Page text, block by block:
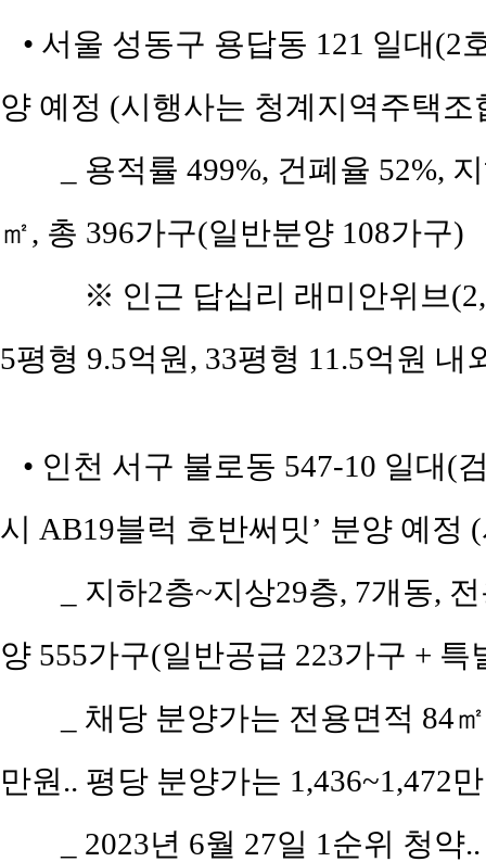
• 서울 성동구 용답동 121 일대(2
양 예정 (시행사는 청계지역주택
_ 용적률 499%, 건폐율 52%,
㎡, 총 396가구(일반분양 108가구)
※ 인근 답십리 래미안위브
5평형 9.5억원, 33평형 11.5억원 내
• 인천 서구 불로동 547-10 일대(
시 AB19블럭 호반써밋’ 분양 예정
_ 지하2층~지상29층, 7개동,
양 555가구(일반공급 223가구 + 특
_ 채당 분양가는 전용면적 84
만원.. 평당 분양가는 1,436~1,472
_ 2023년 6월 27일 1순위 청